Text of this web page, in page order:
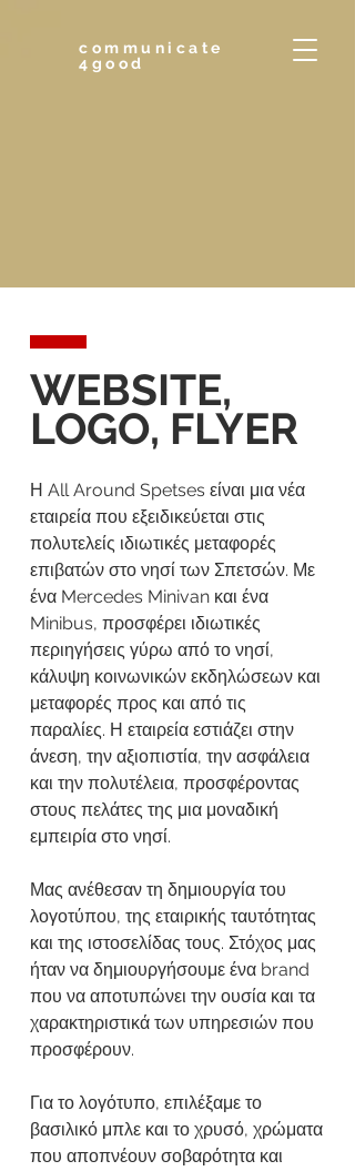
communicate
4good
WEBSITE,
LOGO, FLYER
Η All Around Spetses είναι μια νέα
εταιρεία που εξειδικεύεται στις
πολυτελείς ιδιωτικές μεταφορές
επιβατών στο νησί των Σπετσών. Με
ένα Mercedes Minivan και ένα
Minibus, προσφέρει ιδιωτικές
περιηγήσεις γύρω από το νησί,
κάλυψη κοινωνικών εκδηλώσεων και
μεταφορές προς και από τις
παραλίες. Η εταιρεία εστιάζει στην
άνεση, την αξιοπιστία, την ασφάλεια
και την πολυτέλεια, προσφέροντας
στους πελάτες της μια μοναδική
εμπειρία στο νησί.
Μας ανέθεσαν τη δημιουργία του
λογοτύπου, της εταιρικής ταυτότητας
και της ιστοσελίδας τους. Στόχος μας
ήταν να δημιουργήσουμε ένα brand
που να αποτυπώνει την ουσία και τα
χαρακτηριστικά των υπηρεσιών που
προσφέρουν.
Για το λογότυπο, επιλέξαμε το
βασιλικό μπλε και το χρυσό, χρώματα
που αποπνέουν σοβαρότητα και